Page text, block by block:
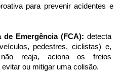
para prevenir acidentes e
de Emergência (FCA): detecta
pedestres, ciclistas) e,
reaja, aciona os freios
ou mitigar uma colisão.